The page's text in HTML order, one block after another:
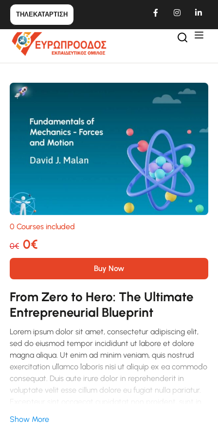
ΤΗΛΕΚΑΤΑΡΤΙΣΗ
0 Courses included
0€ 0€
Buy Now
From Zero to Hero: The Ultimate
Entrepreneurial Blueprint
Lorem ipsum dolor sit amet, consectetur adipiscing elit,
sed do eiusmod tempor incididunt ut labore et dolore
magna aliqua. Ut enim ad minim veniam, quis nostrud
exercitation ullamco laboris nisi ut aliquip ex ea commodo
consequat. Duis aute irure dolor in reprehenderit in
voluptate velit esse cillum dolore eu fugiat nulla pariatur.
Show More